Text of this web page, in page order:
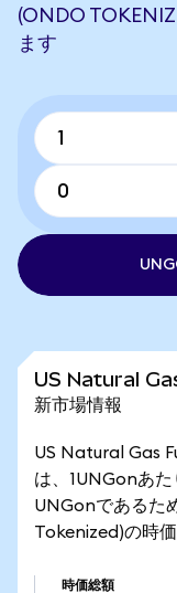
(ONDO
ます
US Natural
新市場情報
US Natural Gas
は、1UNGonあた
UNGonであるた
Tokenized)の時価
時価総額